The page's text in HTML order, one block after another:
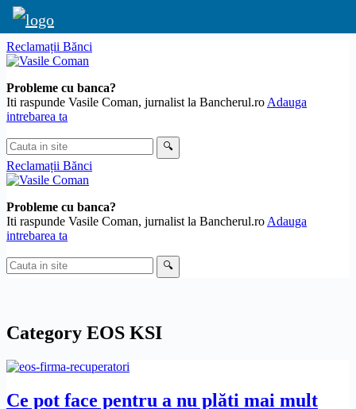
Skip
to
Reclamații Bănci
Probleme cu banca?
Iti raspunde Vasile Coman, jurnalist la Bancherul.ro Adauga
intrebarea ta
Cauta
in
site
🔍
Reclamații Bănci
Probleme cu banca?
Iti raspunde Vasile Coman, jurnalist la Bancherul.ro Adauga
intrebarea ta
Cauta
in
🔍
Category EOS KSI
Ce pot face pentru a nu plăti mai mult